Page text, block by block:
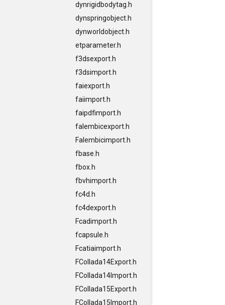
dynrigidbodytag.h
dynspringobject.h
dynworldobject.h
etparameter.h
f3dsexport.h
f3dsimport.h
faiexport.h
faiimport.h
faipdfimport.h
falembicexport.h
Falembicimport.h
fbase.h
fbox.h
fbvhimport.h
fc4d.h
fc4dexport.h
Fcadimport.h
fcapsule.h
Fcatiaimport.h
FCollada14Export.h
FCollada14Import.h
FCollada15Export.h
FCollada15Import.h